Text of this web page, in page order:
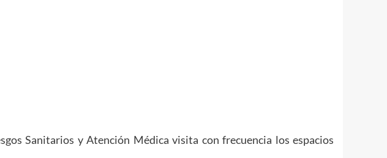
Sanitarios y Atención Médica visita con frecuencia los espacios